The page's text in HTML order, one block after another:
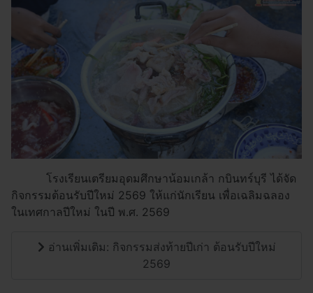
โรงเรียนเตรียมอุดมศึกษาน้อมเกล้า กบินทร์บุรี ได้จัด
กิจกรรมต้อนรับปีใหม่ 2569 ให้แก่นักเรียน เพื่อเฉลิมฉลอง
ในเทศกาลปีใหม่ ในปี พ.ศ. 2569
อ่านเพิ่มเติม: กิจกรรมส่งท้ายปีเก่า ต้อนรับปีใหม่
2569